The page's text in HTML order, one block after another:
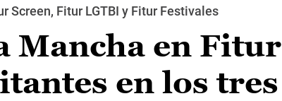
Screen, Fitur LGTBI y Fitur Festivales
Mancha en Fitur
en los tres